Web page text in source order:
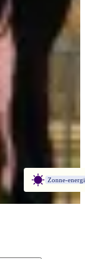
Zonne-